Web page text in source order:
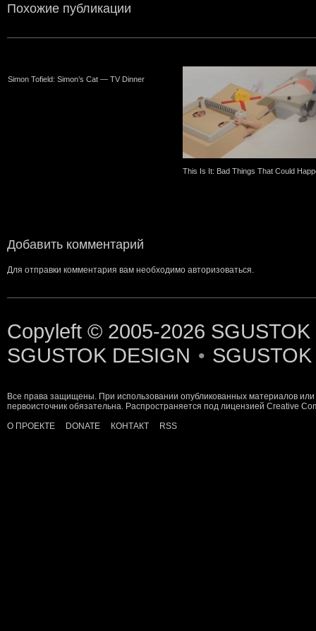
Похожие публикации
Simon Tofield: Simon’s Cat — TV Dinner
This Is It: Bad Things That Could
Добавить комментарий
Для отправки комментария вам необходимо авторизоваться.
Copyleft © 2005-2026
SGUSTOK DESIGN •
Все права защищены. При использовании опубликованных материалов
первоисточник обязательна. Распространяется под лицензией Creative
О ПРОЕКТЕ
DONATE КОНТАКТ RSS